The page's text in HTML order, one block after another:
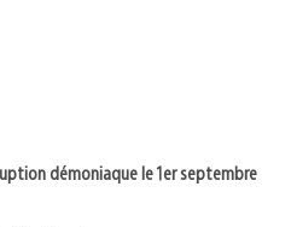
démoniaque le 1er septembre